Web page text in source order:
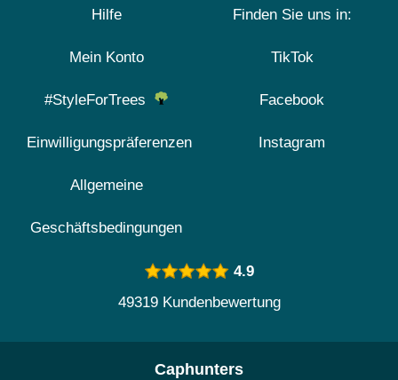
Hilfe
Mein Konto
#StyleForTrees
Einwilligungspräferenzen
Allgemeine
Geschäftsbedingungen
Finden Sie uns in:
TikTok
Facebook
Instagram
4.9
49319 Kundenbewertung
Caphunters